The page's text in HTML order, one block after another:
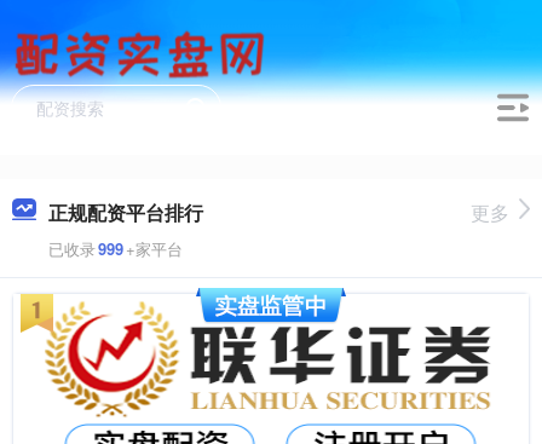
正规配资平台排行
已收录999+家平台
更多